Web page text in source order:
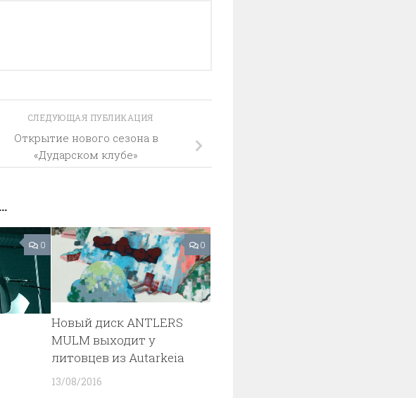
СЛЕДУЮЩАЯ ПУБЛИКАЦИЯ
Открытие нового сезона в
«Дударском клубе»
0 0
Новый диск ANTLERS
MULM выходит у
литовцев из Autarkeia
13/08/2016